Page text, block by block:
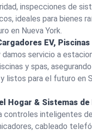
inspecciones de
ideales para bienes
en Nueva York.
EV, Piscinas
servicio a
y spas,
listos para el futuro en
Hogar & Sistemas de
controles inteligentes
cableado